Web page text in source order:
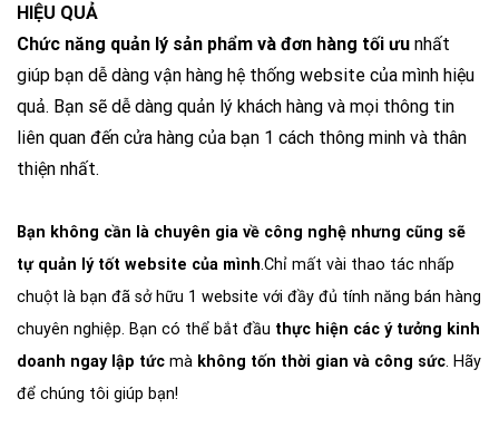
HIỆU QUẢ
Chức năng quản lý sản phẩm và đơn hàng tối ưu nhất
giúp bạn dễ dàng vận hàng hệ thống website của mình hiệu
quả. Bạn sẽ dễ dàng quản lý khách hàng và mọi thông tin
liên quan đến cửa hàng của bạn 1 cách thông minh và thân
thiện nhất.
Bạn không cần là chuyên gia về công nghệ nhưng cũng sẽ
tự quản lý tốt website của mình.Chỉ mất vài thao tác nhấp
chuột là bạn đã sở hữu 1 website với đầy đủ tính năng bán hàng
chuyên nghiệp. Bạn có thể bắt đầu thực hiện các ý tưởng kinh
doanh ngay lập tức mà không tốn thời gian và công sức. Hãy
để chúng tôi giúp bạn!